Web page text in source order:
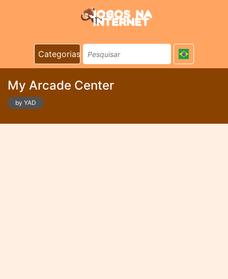
Categorias
My Arcade Center
by YAD